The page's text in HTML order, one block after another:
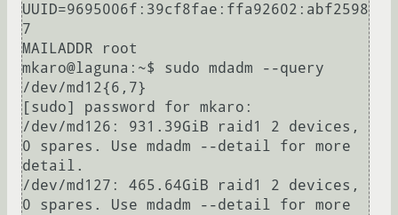
UUID=9695006f:39cf8fae:ffa92602:abf2598
7
MAILADDR root
mkaro@laguna:~$ sudo mdadm --query
/dev/md12{6,7}
[sudo] password for mkaro:
/dev/md126: 931.39GiB raid1 2 devices,
0 spares. Use mdadm --detail for more
detail.
/dev/md127: 465.64GiB raid1 2 devices,
0 spares. Use mdadm --detail for more